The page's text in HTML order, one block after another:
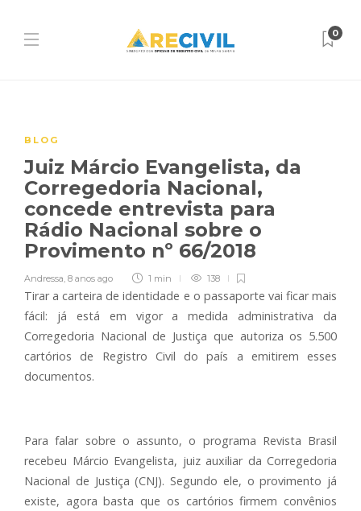
0
BLOG
Juiz Márcio Evangelista, da
Corregedoria Nacional,
concede entrevista para
Rádio Nacional sobre o
Provimento nº 66/2018
Andressa, 8 anos ago 1 min 138
Tirar a carteira de identidade e o passaporte vai ficar mais
fácil: já está em vigor a medida administrativa da
Corregedoria Nacional de Justiça que autoriza os 5.500
cartórios de Registro Civil do país a emitirem esses
documentos.
Para falar sobre o assunto, o programa Revista Brasil
recebeu Márcio Evangelista, juiz auxiliar da Corregedoria
Nacional de Justiça (CNJ). Segundo ele, o provimento já
existe, agora basta que os cartórios firmem convênios